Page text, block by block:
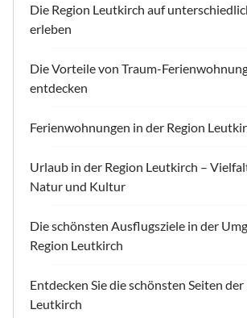
Die Region Leutkirch auf
erleben
Die Vorteile von Traum-
entdecken
Ferienwohnungen in der Region
Urlaub in der Region Leutkirch –
Natur und Kultur
Die schönsten Ausflugsziele in der
Region Leutkirch
Entdecken Sie die schönsten Seiten der
Leutkirch